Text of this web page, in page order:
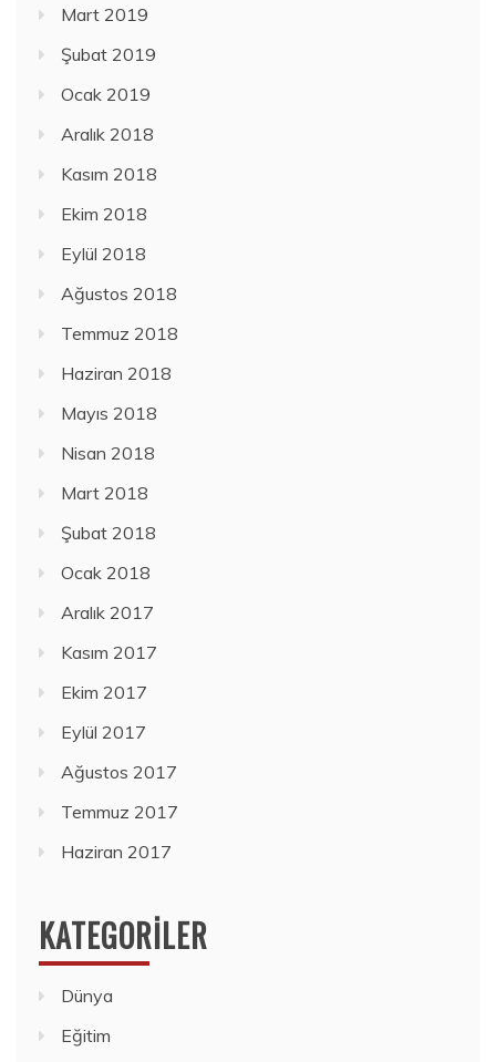
Mart 2019
Şubat 2019
Ocak 2019
Aralık 2018
Kasım 2018
Ekim 2018
Eylül 2018
Ağustos 2018
Temmuz 2018
Haziran 2018
Mayıs 2018
Nisan 2018
Mart 2018
Şubat 2018
Ocak 2018
Aralık 2017
Kasım 2017
Ekim 2017
Eylül 2017
Ağustos 2017
Temmuz 2017
Haziran 2017
KATEGORILER
Dünya
Eğitim